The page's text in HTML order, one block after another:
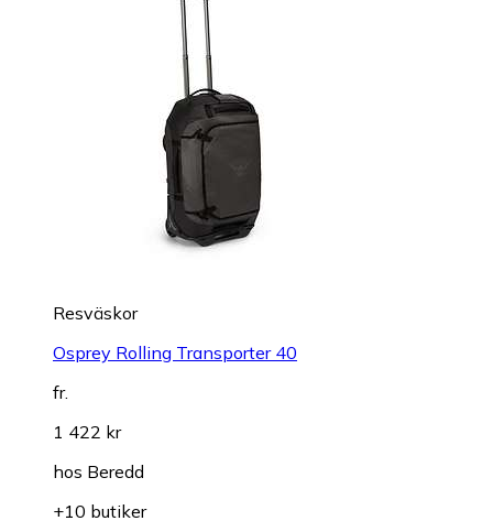
Resväskor
Osprey Rolling Transporter 40
fr.
1 422 kr
hos Beredd
+10 butiker